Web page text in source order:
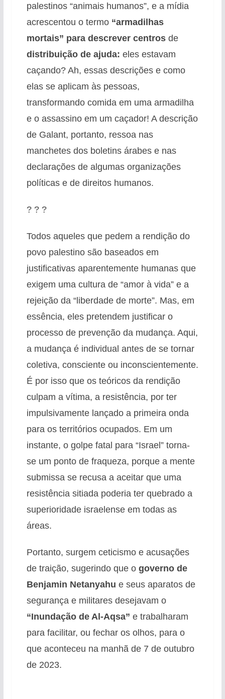
palestinos “animais humanos”, e a mídia
acrescentou o termo “armadilhas
mortais” para descrever centrosde
distribuição de ajuda: eles estavam
caçando? Ah, essas descrições e como
elas se aplicam às pessoas,
transformando comida em uma armadilha
e o assassino em um caçador! A descrição
de Galant, portanto, ressoa nas
manchetes dos boletins árabes e nas
declarações de algumas organizações
políticas e de direitos humanos.
? ? ?
Todos aqueles que pedem a rendição do
povo palestino são baseados em
justificativas aparentemente humanas que
exigem uma cultura de “amor à vida” e a
rejeição da “liberdade de morte”. Mas, em
essência, eles pretendem justificar o
processo de prevenção da mudança. Aqui,
a mudança é individual antes de se tornar
coletiva, consciente ou inconscientemente.
É por isso que os teóricos da rendição
culpam a vítima, a resistência, por ter
impulsivamente lançado a primeira onda
para os territórios ocupados. Em um
instante, o golpe fatal para “Israel” torna-
se um ponto de fraqueza, porque a mente
submissa se recusa a aceitar que uma
resistência sitiada poderia ter quebrado a
superioridade israelense em todas as
áreas.
Portanto, surgem ceticismo e acusações
de traição, sugerindo que o governo de
Benjamin Netanyahu e seus aparatos de
segurança e militares desejavam o
“Inundação de Al-Aqsa” e trabalharam
para facilitar, ou fechar os olhos, para o
que aconteceu na manhã de 7 de outubro
de 2023.